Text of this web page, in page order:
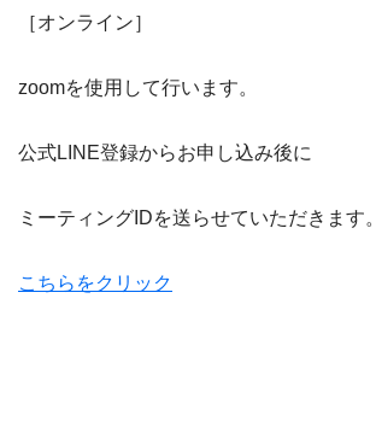
［オンライン］
zoomを使用して行います。
公式LINE登録からお申し込み後に
ミーティングIDを送らせていただきます。
こちらをクリック